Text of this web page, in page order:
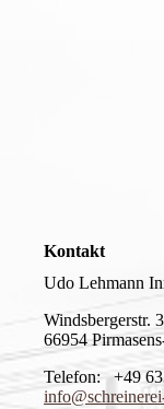
Kontakt
Udo Lehmann
Windsbergerstr.
66954
Telefon: +49